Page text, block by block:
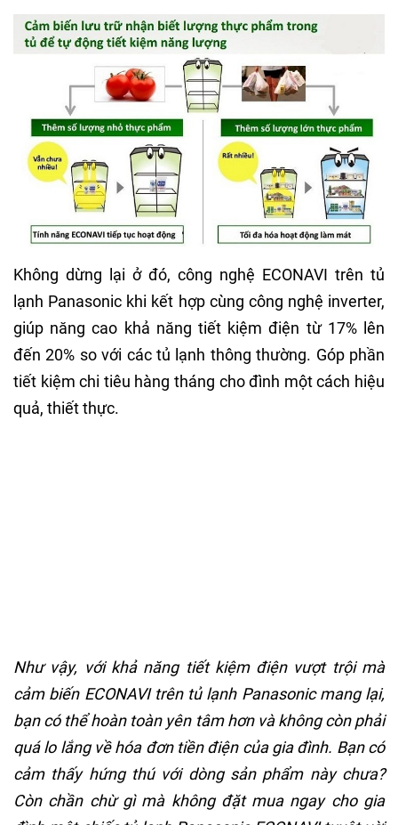
Không dừng lại ở đó, công nghệ ECONAVI trên tủ
lạnh Panasonic khi kết hợp cùng công nghệ inverter,
giúp năng cao khả năng tiết kiệm điện từ 17% lên
đến 20% so với các tủ lạnh thông thường. Góp phần
tiết kiệm chi tiêu hàng tháng cho đình một cách hiệu
quả, thiết thực.
Như vậy, với khả năng tiết kiệm điện vượt trội mà
cảm biến ECONAVI trên tủ lạnh Panasonic mang lại,
bạn có thể hoàn toàn yên tâm hơn và không còn phải
quá lo lắng về hóa đơn tiền điện của gia đình. Bạn có
cảm thấy hứng thú với dòng sản phẩm này chưa?
Còn chần chừ gì mà không đặt mua ngay cho gia